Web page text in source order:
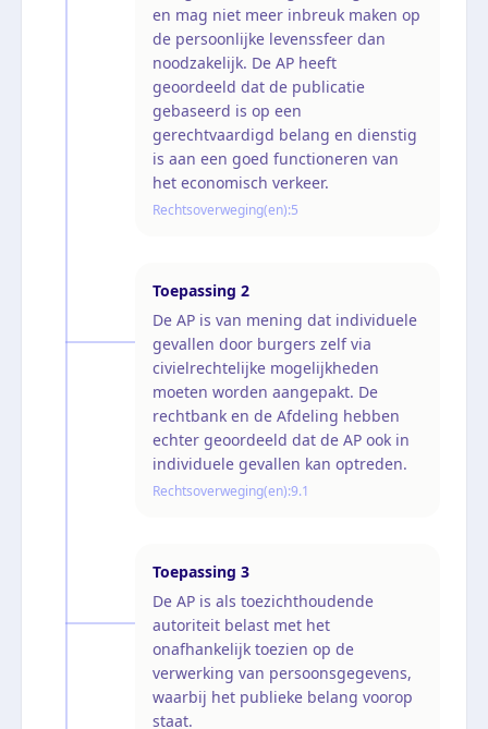
en mag niet meer inbreuk maken op
de persoonlijke levenssfeer dan
noodzakelijk. De AP heeft
geoordeeld dat de publicatie
gebaseerd is op een
gerechtvaardigd belang en dienstig
is aan een goed functioneren van
het economisch verkeer.
Rechtsoverweging(en):5
Toepassing 2
De AP is van mening dat individuele
gevallen door burgers zelf via
civielrechtelijke mogelijkheden
moeten worden aangepakt. De
rechtbank en de Afdeling hebben
echter geoordeeld dat de AP ook in
individuele gevallen kan optreden.
Rechtsoverweging(en):9.1
Toepassing 3
De AP is als toezichthoudende
autoriteit belast met het
onafhankelijk toezien op de
verwerking van persoonsgegevens,
waarbij het publieke belang voorop
staat.